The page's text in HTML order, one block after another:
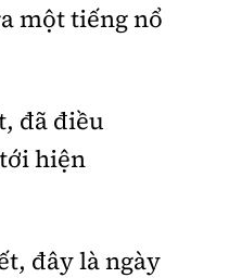
một tiếng nổ
đã điều
hiện
đây là ngày